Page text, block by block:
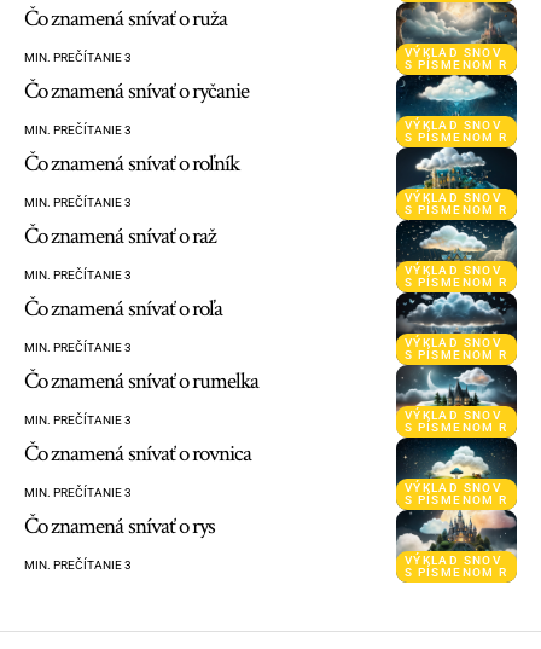
VÝKLAD SNOV
S PÍSMENOM R
Čo znamená snívať o ruža
MIN. PREČÍTANIE 3
VÝKLAD SNOV
S PÍSMENOM R
Čo znamená snívať o ryčanie
MIN. PREČÍTANIE 3
VÝKLAD SNOV
S PÍSMENOM R
Čo znamená snívať o roľník
MIN. PREČÍTANIE 3
VÝKLAD SNOV
S PÍSMENOM R
Čo znamená snívať o raž
MIN. PREČÍTANIE 3
VÝKLAD SNOV
S PÍSMENOM R
Čo znamená snívať o roľa
MIN. PREČÍTANIE 3
VÝKLAD SNOV
S PÍSMENOM R
Čo znamená snívať o rumelka
MIN. PREČÍTANIE 3
VÝKLAD SNOV
S PÍSMENOM R
Čo znamená snívať o rovnica
MIN. PREČÍTANIE 3
VÝKLAD SNOV
S PÍSMENOM R
Čo znamená snívať o rys
MIN. PREČÍTANIE 3